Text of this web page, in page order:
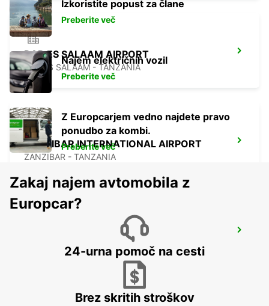
DAR ES SALAAM AIRPORT
DAR ES SALAAM - TANZANIA
ZANZIBAR INTERNATIONAL AIRPORT
ZANZIBAR - TANZANIA
ZANZIBAR - TANZANIA
Izkoristite popust za člane
Preberite več
Najem električnih vozil
Preberite več
Z Europcarjem vedno najdete pravo
ponudbo za kombi.
Preberite več
Zakaj najem avtomobila z
Europcar?
24-urna pomoč na cesti
Brez skritih stroškov